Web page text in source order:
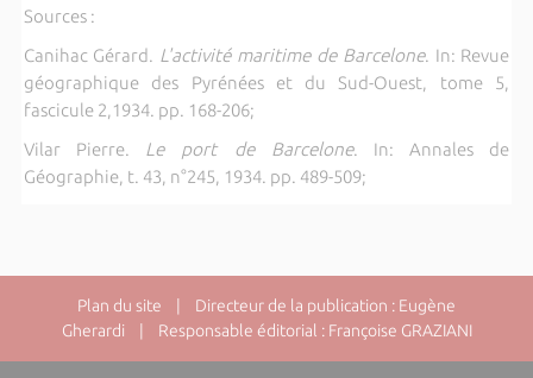
Sources :
Canihac Gérard. L'activité maritime de Barcelone. In: Revue
géographique des Pyrénées et du Sud-Ouest, tome 5,
fascicule 2,1934. pp. 168-206;
Vilar Pierre.
Le port de Barcelone. In: Annales de
Géographie, t. 43, n°245, 1934. pp. 489-509;
Plan du site | Directeur de la publication : Eugène
Gherardi | Responsable éditorial : Françoise GRAZIANI